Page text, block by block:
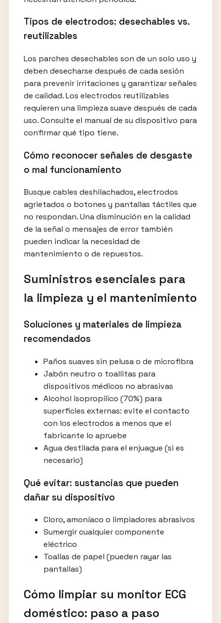
Tipos de electrodos: desechables vs.
reutilizables
Los parches desechables son de un solo uso y
deben desecharse después de cada sesión
para prevenir irritaciones y garantizar señales
de calidad. Los electrodos reutilizables
requieren una limpieza suave después de cada
uso. Consulte el manual de su dispositivo para
confirmar qué tipo tiene.
Cómo reconocer señales de desgaste
o mal funcionamiento
Busque cables deshilachados, electrodos
agrietados o botones y pantallas táctiles que
no respondan. Una disminución en la calidad
de la señal o mensajes de error también
pueden indicar la necesidad de
mantenimiento o de repuestos.
Suministros esenciales para
la limpieza y el mantenimiento
Soluciones y materiales de limpieza
recomendados
Paños suaves sin pelusa o de microfibra
Jabón neutro o toallitas para
dispositivos médicos no abrasivas
Alcohol isopropílico (70%) para
superficies externas: evite el contacto
con los electrodos a menos que el
fabricante lo apruebe
Agua destilada para el enjuague (si es
necesario)
Qué evitar: sustancias que pueden
dañar su dispositivo
Cloro, amoníaco o limpiadores abrasivos
Sumergir cualquier componente
eléctrico
Toallas de papel (pueden rayar las
pantallas)
Cómo limpiar su monitor ECG
doméstico: paso a paso